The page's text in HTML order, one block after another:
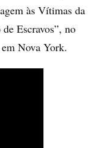
às Vítimas da
Escravos”, no
Nova York.